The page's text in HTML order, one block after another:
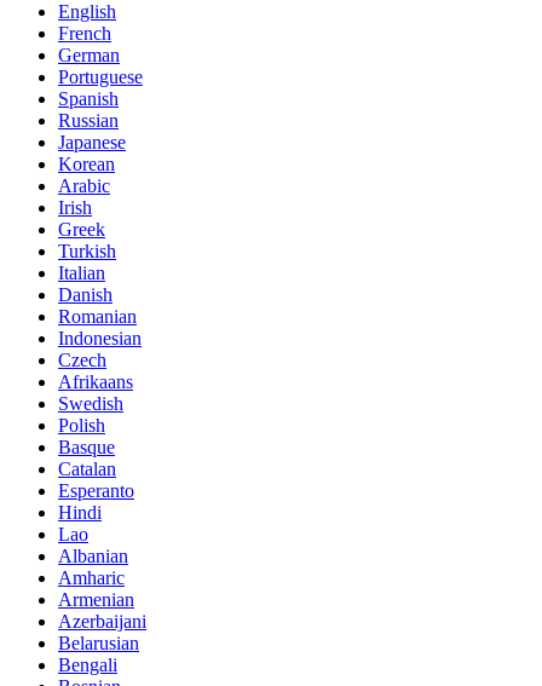
English
French
German
Portuguese
Spanish
Russian
Japanese
Korean
Arabic
Irish
Greek
Turkish
Italian
Danish
Romanian
Indonesian
Czech
Afrikaans
Swedish
Polish
Basque
Catalan
Esperanto
Hindi
Lao
Albanian
Amharic
Armenian
Azerbaijani
Belarusian
Bengali